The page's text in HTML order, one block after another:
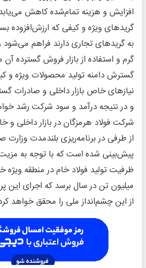
افزایش و هزینه تمام‌‌شده کاهش
گریدهای ویژه و کیفی که ارزش‌‌افزوده
به گریدهای تجاری دارند فراهم می‌شود
گرم و استفاده از بازار فروش گسترده
گسترش دامنه تولید محصولات ویژه و
نیازهای خاص بازار داخلی و صادرات
و در نتیجه درآمد و سود شرکت رشد
شرکت فولاد هرمزگان در بازار داخلی و
از طرفی در برنامه‌‌ریزی بلندمدت
پیش‌بینی شده است که با توجه به
میلیون تن در سال برسد که اجرای
از این چشم‌‌انداز ملی را محقق خواهد